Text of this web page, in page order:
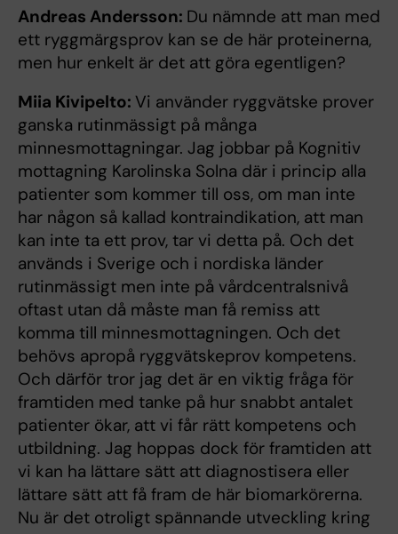
Andreas Andersson: Du nämnde att man med
ett ryggmärgsprov kan se de här proteinerna,
men hur enkelt är det att göra egentligen?
Miia Kivipelto: Vi använder ryggvätske prover
ganska rutinmässigt på många
minnesmottagningar. Jag jobbar på Kognitiv
mottagning Karolinska Solna där i princip alla
patienter som kommer till oss, om man inte
har någon så kallad kontraindikation, att man
kan inte ta ett prov, tar vi detta på. Och det
används i Sverige och i nordiska länder
rutinmässigt men inte på vårdcentralsnivå
oftast utan då måste man få remiss att
komma till minnesmottagningen. Och det
behövs apropå ryggvätskeprov kompetens.
Och därför tror jag det är en viktig fråga för
framtiden med tanke på hur snabbt antalet
patienter ökar, att vi får rätt kompetens och
utbildning. Jag hoppas dock för framtiden att
vi kan ha lättare sätt att diagnostisera eller
lättare sätt att få fram de här biomarkörerna.
Nu är det otroligt spännande utveckling kring